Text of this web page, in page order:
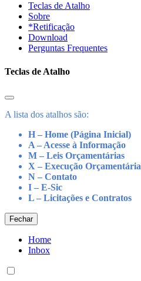
Teclas de Atalho
Sobre
*Retificação
Download
Perguntas Frequentes
Teclas de Atalho
A lista dos atalhos são:
H – Home (Página Inicial)
A – Acesse à Informação
M – Leis Orçamentárias
X – Execução Orçamentária
N – Contato
I – E-Sic
L – Licitações e Contratos
Fechar
Home
Inbox